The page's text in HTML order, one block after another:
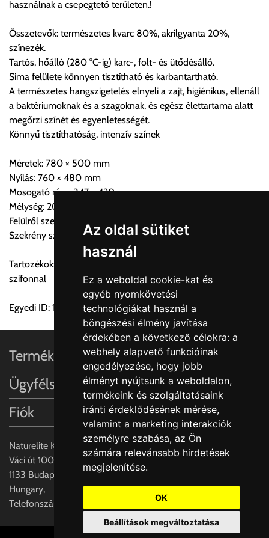
Az oldal sütiket
használ
Ez a weboldal cookie-kat és
egyéb nyomkövetési
technológiákat használ a
böngészési élmény javítása
érdekében a következő célokra: a
webhely alapvető funkcióinak
engedélyezése, hogy jobb
élményt nyújtsunk a weboldalon,
termékeink és szolgáltatásaink
iránti érdeklődésének mérése,
valamint a marketing interakciók
személyre szabása, az Ön
számára relevánsabb hirdetések
megjelenítése.
OK
Beállítások megváltoztatása
Szállítási díjak:
Az oldalunkon rendelés esetén, amennyiben szállítást is kér,
úgy esetenként több lehetőséget ajánl fel a program. Kérjük, a
vásárolt árú figyelembevételével az önnek megfelelő szállítási
költséget válassza ki.
Amennyiben nem biztos választásában, vagy a program
automatikusan nem ajánl fel szállítási költséget, úgy válassza
a 0.- forintos szállítást, kollégáink megvizsgálják a vásárolt
Ingyenes szállítási lehetőség nincs!
Egyes termékek súlyát a program nem ismeri, rendelés esetén
a központ igazolja vissza. Amennyiben a költséget az Ön által
gondoltnál magasabb értékben igazoljuk vissza, úgy a
visszaigazolástól számított 24 órán belül a terméket
lemondhatja, vagy kérheti a személyes átvételre való
módosítását.
KERÁMIA TERMÉKEK SZÁLLÍTATÁSA NEM, VAGY CSAK
A MEGRENDELŐ KIFEJEZETT KÉRÉSÉRE ÉS
FELELŐSSÉGÉRE LEHETSÉGES!!
Egyéb leírások:
Budapesti szállítások:
1, Budapestre kért szállítás esetén az általános szállítás
helyett időre történő extra szállítás kérése is lehetséges
egyedi áron. A szállítás megbeszélt időablakban lehetőség
szerint 1 órás intervallumon belüli pontos időpont
megjelöléssel kérhető munkanapokon 09.00 - 15.00 között.
A költséget a megrendeléskor rendelt termék/termékek,
valamint az ott megadott szállítási cím alapján a központ
számolja, valamint visszaigazolja.
használnak a csepegtető területen.!
Összetevők: természetes kvarc 80%, akrilgyanta 20%,
színezék.
Tartós, hőálló (280 °C-ig) karc-, folt- és ütődésálló.
Sima felülete könnyen tisztítható és karbantartható.
A természetes hangszigetelés elnyeli a zajt, higiénikus, ellenáll
a baktériumoknak és a szagoknak, és egész élettartama alatt
megőrzi színét és egyenletességét.
Könnyű tisztíthatóság, intenzív színek
Méretek: 780 × 500 mm
Nyílás: 760 × 480 mm
Mosogató rész: 347 × 420 mm
Mélység: 205 mm
Felülről szerelhető
Szekrény szélessége: 500 mm
Tartozékok: Lefolyórendszer, túlfolyóval és helytakarékos
szifonnal
Egyedi ID: 1000491393
Naturelite Kft,
Váci út 100.,
1133 Budapest,
Hungary,
Telefonszám: +(36) 70-427-3837
Termékinformációk
Ügyfélszolgálat
Fiók